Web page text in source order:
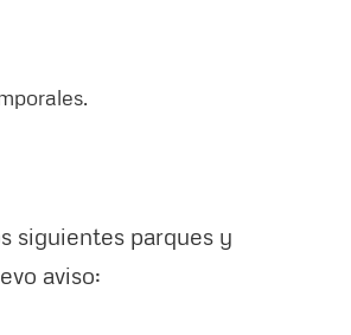
siguientes parques y
aviso: